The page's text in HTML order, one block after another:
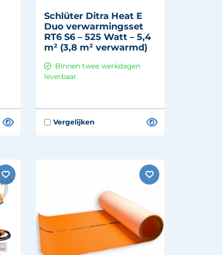
Schlüter Ditra Heat E
Duo verwarmingsset
RT6 S6 – 525 Watt – 5,4
m² (3,8 m² verwarmd)
Binnen twee werkdagen
leverbaar.